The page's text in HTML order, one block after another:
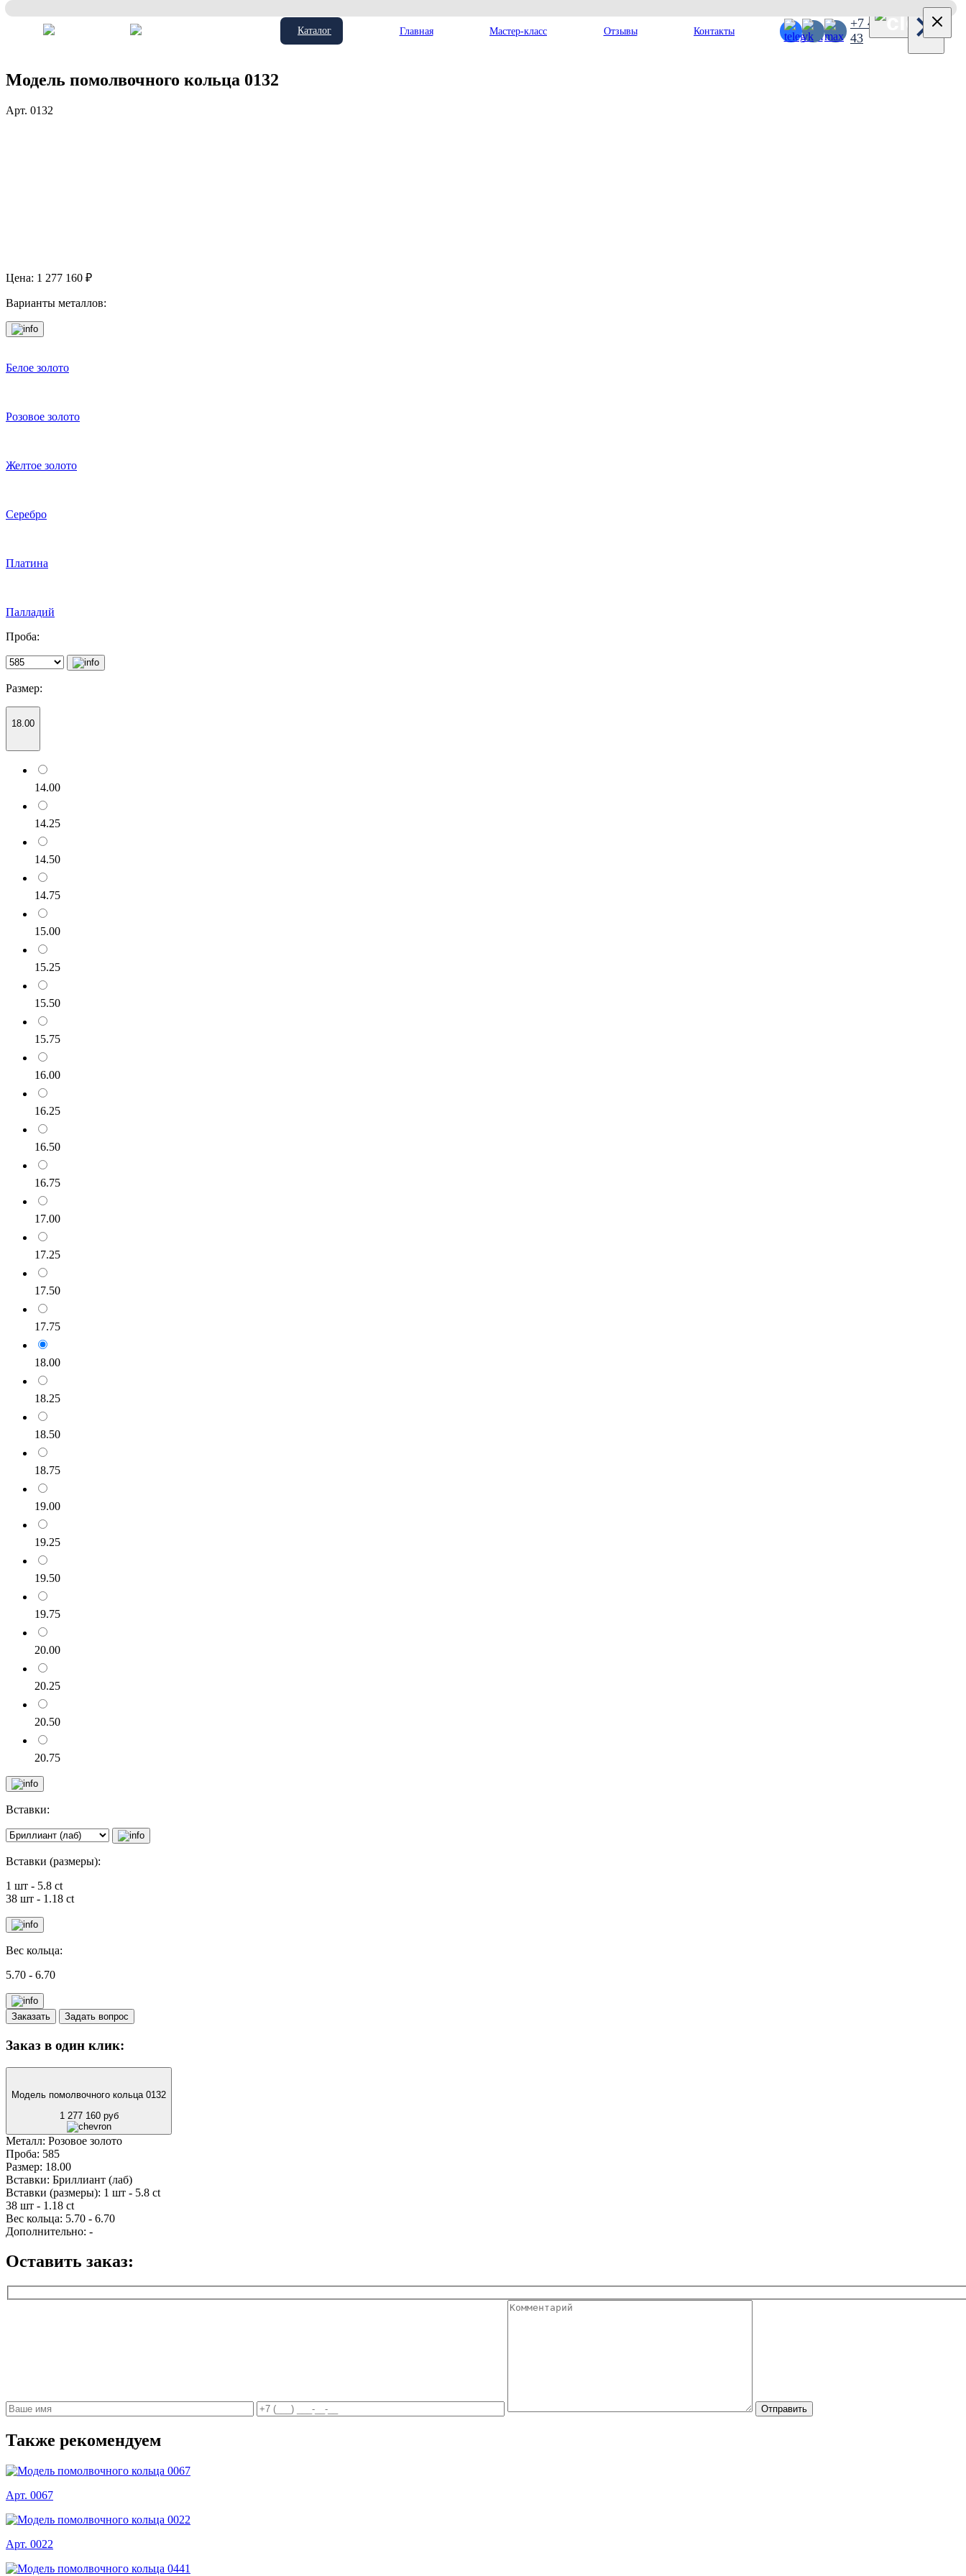
Каталог Главная Мастер-класс Отзывы Контакты
+7 495 127 38
43
Модель помолвочного кольца 0132
Арт. 0132
Цена: 1 277 160 ₽
Варианты металлов:
Белое золото
Розовое золото
Желтое золото
Серебро
Платина
Палладий
Проба:
Размер:
18.00
14.00
14.25
14.50
14.75
15.00
15.25
15.50
15.75
16.00
16.25
16.50
16.75
17.00
17.25
17.50
17.75
18.00
18.25
18.50
18.75
19.00
19.25
19.50
19.75
20.00
20.25
20.50
20.75
Вставки:
Вставки (размеры):
1 шт - 5.8 ct
38 шт - 1.18 ct
Вес кольца:
5.70 - 6.70
Заказать Задать вопрос
Заказ в один клик:
Модель помолвочного кольца 0132
1 277 160 руб
Металл: Розовое золото
Проба: 585
Размер: 18.00
Вставки: Бриллиант (лаб)
Вставки (размеры): 1 шт - 5.8 ct
38 шт - 1.18 ct
Вес кольца: 5.70 - 6.70
Дополнительно: -
Оставить заказ:
Также рекомендуем
Арт. 0067
Арт. 0022
×